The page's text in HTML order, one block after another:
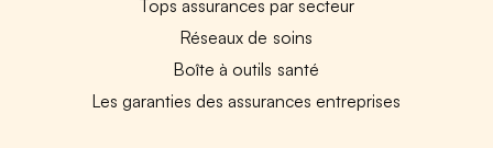
Tops assurances par secteur
Réseaux de soins
Boîte à outils santé
Les garanties des assurances entreprises